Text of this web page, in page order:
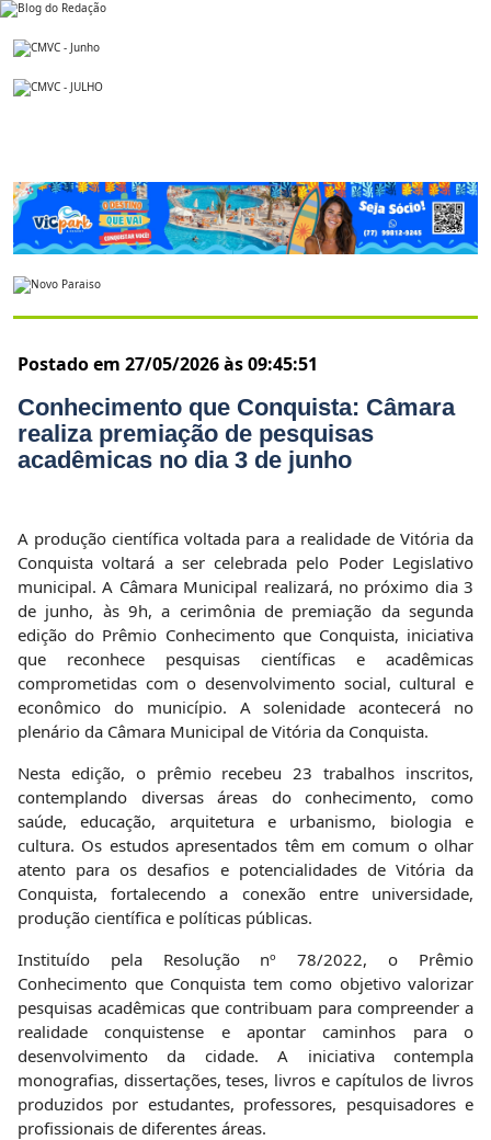
Postado em 27/05/2026 às 09:45:51
Conhecimento que Conquista: Câmara
realiza premiação de pesquisas
acadêmicas no dia 3 de junho
A produção científica voltada para a realidade de Vitória da
Conquista voltará a ser celebrada pelo Poder Legislativo
municipal. A Câmara Municipal realizará, no próximo dia 3
de junho, às 9h, a cerimônia de premiação da segunda
edição do Prêmio Conhecimento que Conquista, iniciativa
que reconhece pesquisas científicas e acadêmicas
comprometidas com o desenvolvimento social, cultural e
econômico do município. A solenidade acontecerá no
plenário da Câmara Municipal de Vitória da Conquista.
Nesta edição, o prêmio recebeu 23 trabalhos inscritos,
contemplando diversas áreas do conhecimento, como
saúde, educação, arquitetura e urbanismo, biologia e
cultura. Os estudos apresentados têm em comum o olhar
atento para os desafios e potencialidades de Vitória da
Conquista, fortalecendo a conexão entre universidade,
produção científica e políticas públicas.
Instituído pela Resolução nº 78/2022, o Prêmio
Conhecimento que Conquista tem como objetivo valorizar
pesquisas acadêmicas que contribuam para compreender a
realidade conquistense e apontar caminhos para o
desenvolvimento da cidade. A iniciativa contempla
monografias, dissertações, teses, livros e capítulos de livros
produzidos por estudantes, professores, pesquisadores e
profissionais de diferentes áreas.